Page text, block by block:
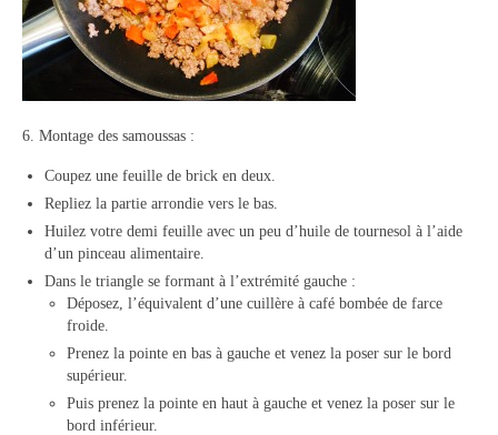
6. Montage des samoussas :
Coupez une feuille de brick en deux.
Repliez la partie arrondie vers le bas.
Huilez votre demi feuille avec un peu d’huile de tournesol à l’aide
d’un pinceau alimentaire.
Dans le triangle se formant à l’extrémité gauche :
Déposez, l’équivalent d’une cuillère à café bombée de farce
froide.
Prenez la pointe en bas à gauche et venez la poser sur le bord
supérieur.
Puis prenez la pointe en haut à gauche et venez la poser sur le
bord inférieur.